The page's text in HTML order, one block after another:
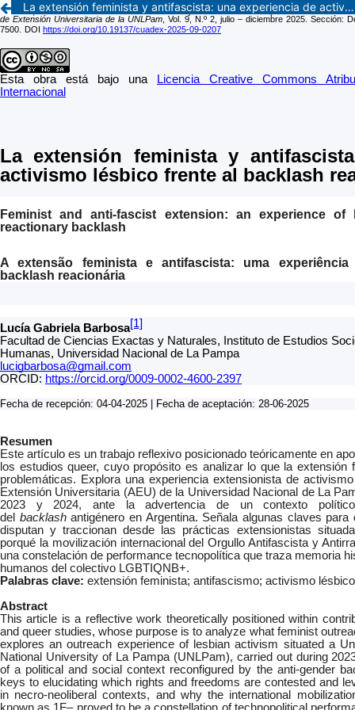
La extensión feminista y antifascista: una experiencia de activismo lésbico frente al backlash reaccionario